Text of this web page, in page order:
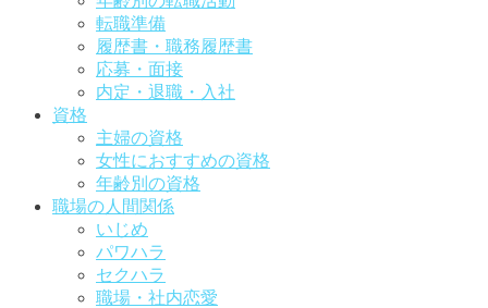
転職準備
履歴書・職務履歴書
応募・面接
内定・退職・入社
資格
主婦の資格
女性におすすめの資格
年齢別の資格
職場の人間関係
いじめ
パワハラ
セクハラ
職場・社内恋愛